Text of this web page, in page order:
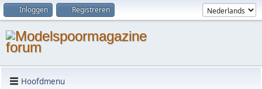
Inloggen Registreren
Hoofdmenu